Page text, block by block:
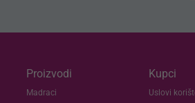
Proizvodi
Madraci
Kupci
Uslovi